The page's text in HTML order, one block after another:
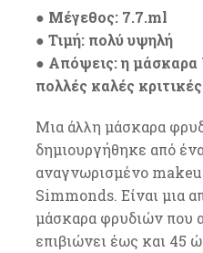
● Μέγεθος: 7.7.ml
● Τιμή: πολύ υψηλή
● Απόψεις: η μάσκαρα
πολλές καλές κριτικές
Μια άλλη μάσκαρα
δημιουργήθηκε από
αναγνωρισμένο
Simmonds. Είναι μια
μάσκαρα φρυδιών που
επιβιώνει έως και 45